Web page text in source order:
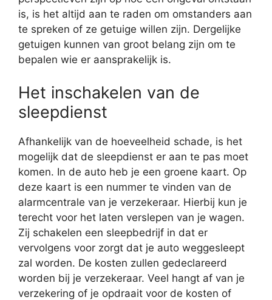
is, is het altijd aan te raden om omstanders aan
te spreken of ze getuige willen zijn. Dergelijke
getuigen kunnen van groot belang zijn om te
bepalen wie er aansprakelijk is.
Het inschakelen van de
sleepdienst
Afhankelijk van de hoeveelheid schade, is het
mogelijk dat de sleepdienst er aan te pas moet
komen. In de auto heb je een groene kaart. Op
deze kaart is een nummer te vinden van de
alarmcentrale van je verzekeraar. Hierbij kun je
terecht voor het laten verslepen van je wagen.
Zij schakelen een sleepbedrijf in dat er
vervolgens voor zorgt dat je auto weggesleept
zal worden. De kosten zullen gedeclareerd
worden bij je verzekeraar. Veel hangt af van je
verzekering of je opdraait voor de kosten of